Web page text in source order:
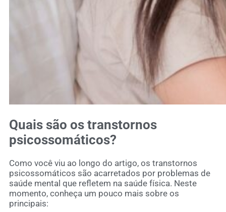
Quais são os transtornos
psicossomáticos?
Como você viu ao longo do artigo, os transtornos
psicossomáticos são acarretados por problemas de
saúde mental que refletem na saúde física. Neste
momento, conheça um pouco mais sobre os
principais: